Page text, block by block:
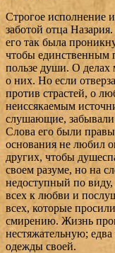
Строгое исполнение
заботой отца
его так была
чтобы единственным
пользе души. О делах
о них. Но если
против страстей, о
неиссякаемым
слушающие, забывали
Слова его были
основания не любил
других, чтобы
своем разуме, но на
недоступный по
всех к любви и
всех, которые
смирению. Жизнь
нестяжательную;
одежды своей.